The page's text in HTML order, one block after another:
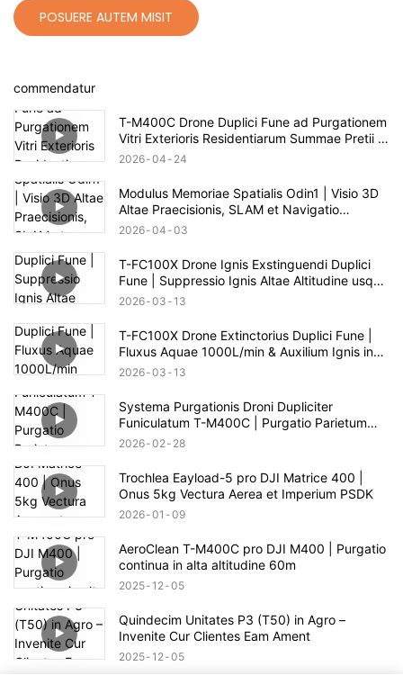
POSUERE AUTEM MISIT
commendatur
T-M400C Drone Duplici Fune ad Purgationem
Vitri Exterioris Residentiarum Summae Pretii |
Spatium 60m
2026 04 24
Modulus Memoriae Spatialis Odin1 | Visio 3D
Altae Praecisionis, SLAM et Navigatio
Autonoma
2026 04 03
T-FC100X Drone Ignis Exstinguendi Duplici
Fune | Suppressio Ignis Altae Altitudine usque
ad 100m
2026 03 13
T-FC100X Drone Extinctorius Duplici Fune |
Fluxus Aquae 1000L/min & Auxilium Ignis in
Alto Alto 100m
2026 03 13
Systema Purgationis Droni Dupliciter
Funiculatum T-M400C | Purgatio Parietum
Vitreum pro Area Commerciali
2026 02 28
Trochlea Eayload-5 pro DJI Matrice 400 |
Onus 5kg Vectura Aerea et Imperium PSDK
2026 01 09
AeroClean T-M400C pro DJI M400 | Purgatio
continua in alta altitudine 60m
2025 12 05
Quindecim Unitates P3 (T50) in Agro –
Invenite Cur Clientes Eam Ament
2025 12 05